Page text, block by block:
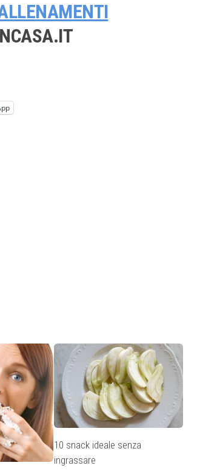
10 snack ideale senza
ingrassare